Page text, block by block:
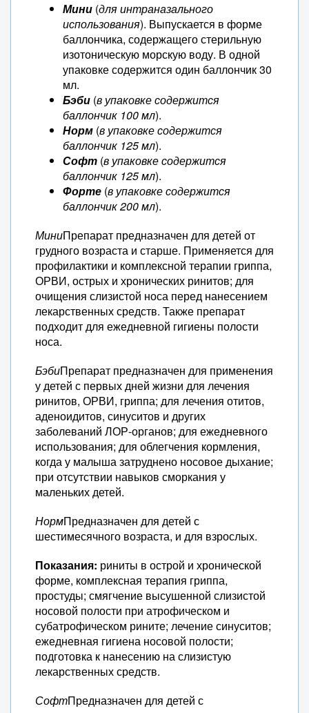
Мини (для интраназального
использования). Выпускается в форме
баллончика, содержащего стерильную
изотоническую морскую воду. В одной
упаковке содержится один баллончик 30
мл.
Бэби (в упаковке содержится
баллончик 100 мл).
Норм (в упаковке содержится
баллончик 125 мл).
Софт (в упаковке содержится
баллончик 125 мл).
Форте (в упаковке содержится
баллончик 200 мл).
МиниПрепарат предназначен для детей от
грудного возраста и старше. Применяется для
профилактики и комплексной терапии гриппа,
ОРВИ, острых и хронических ринитов; для
очищения слизистой носа перед нанесением
лекарственных средств. Также препарат
подходит для ежедневной гигиены полости
носа.
БэбиПрепарат предназначен для применения
у детей с первых дней жизни для лечения
ринитов, ОРВИ, гриппа; для лечения отитов,
аденоидитов, синуситов и других
заболеваний ЛОР-органов; для ежедневного
использования; для облегчения кормления,
когда у малыша затруднено носовое дыхание;
при отсутствии навыков сморкания у
маленьких детей.
НормПредназначен для детей с
шестимесячного возраста, и для взрослых.
Показания: риниты в острой и хронической
форме, комплексная терапия гриппа,
простуды; смягчение высушенной слизистой
носовой полости при атрофическом и
субатрофическом рините; лечение синуситов;
ежедневная гигиена носовой полости;
подготовка к нанесению на слизистую
лекарственных средств.
СофтПредназначен для детей с